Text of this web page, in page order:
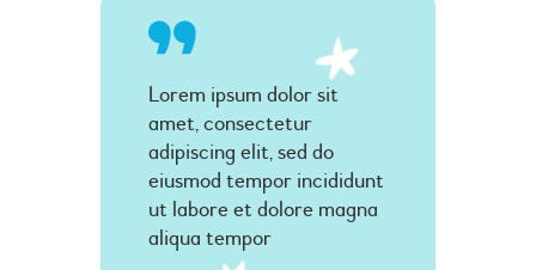
Lorem ipsum dolor sit
amet, consectetur
adipiscing elit, sed do
eiusmod tempor incididunt
ut labore et dolore magna
aliqua tempor